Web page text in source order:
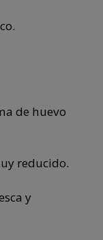
de huevo
reducido.
y